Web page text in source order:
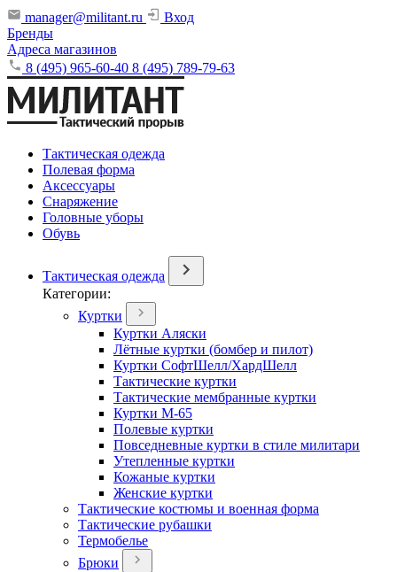
manager@militant.ru
Вход
Бренды
Адреса магазинов
8 (495) 965-60-40 8 (495) 789-79-63
Тактическая одежда
Полевая форма
Аксессуары
Снаряжение
Головные уборы
Обувь
Тактическая одежда
Категории:
Куртки
Куртки Аляски
Лётные куртки (бомбер и пилот)
Куртки СофтШелл/ХардШелл
Тактические куртки
Тактические мембранные куртки
Куртки М-65
Полевые куртки
Повседневные куртки в стиле милитари
Утепленные куртки
Кожаные куртки
Женские куртки
Тактические костюмы и военная форма
Тактические рубашки
Термобелье
Брюки